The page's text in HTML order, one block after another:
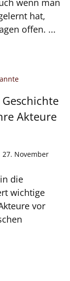
wenn man
hat,
offen. ...
Akteure
27. November
die
wichtige
vor